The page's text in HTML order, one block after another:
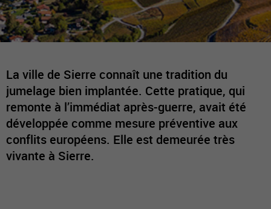
La ville de Sierre connaît une tradition du
jumelage bien implantée. Cette pratique, qui
remonte à l’immédiat après-guerre, avait été
développée comme mesure préventive aux
conflits européens. Elle est demeurée très
vivante à Sierre.